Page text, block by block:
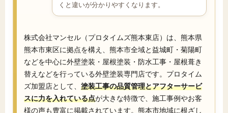
くと違いが分かりやすくなります。
株式会社マンセル（プロタイムズ熊本東店）は、熊本県
熊本市東区に拠点を構え、熊本市全域と益城町・菊陽町
などを中心に外壁塗装・屋根塗装・防水工事・屋根葺き
替えなどを行っている外壁塗装専門店です。プロタイム
ズ加盟店として、 塗装工事の品質管理とアフターサービ
スに力を入れている点が大きな特徴で、施工事例やお客
様の声も豊富に掲載されています。熊本市地域に根ざし